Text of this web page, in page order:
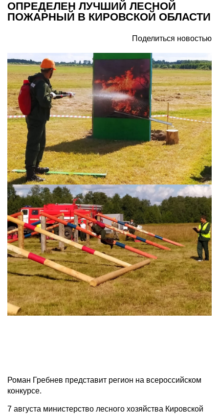
ОПРЕДЕЛЕН ЛУЧШИЙ ЛЕСНОЙ
ПОЖАРНЫЙ В КИРОВСКОЙ ОБЛАСТИ
Поделиться новостью
Роман Гребнев представит регион на всероссийском
конкурсе.
7 августа министерство лесного хозяйства Кировской